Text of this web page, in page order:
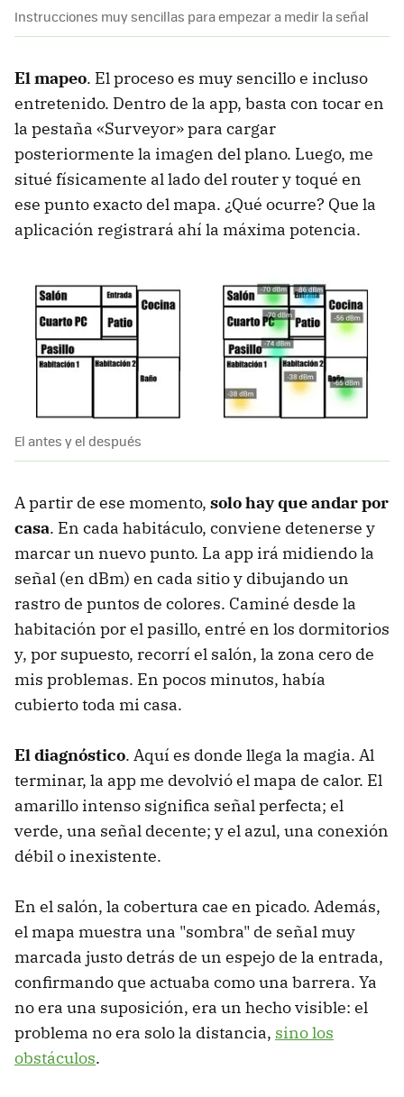
Instrucciones muy sencillas para empezar a medir la señal
El mapeo. El proceso es muy sencillo e incluso
entretenido. Dentro de la app, basta con tocar en
la pestaña «Surveyor» para cargar
posteriormente la imagen del plano. Luego, me
situé físicamente al lado del router y toqué en
ese punto exacto del mapa. ¿Qué ocurre? Que la
aplicación registrará ahí la máxima potencia.
El antes y el después
A partir de ese momento, solo hay que andar por
casa. En cada habitáculo, conviene detenerse y
marcar un nuevo punto. La app irá midiendo la
señal (en dBm) en cada sitio y dibujando un
rastro de puntos de colores. Caminé desde la
habitación por el pasillo, entré en los dormitorios
y, por supuesto, recorrí el salón, la zona cero de
mis problemas. En pocos minutos, había
cubierto toda mi casa.
El diagnóstico. Aquí es donde llega la magia. Al
terminar, la app me devolvió el mapa de calor. El
amarillo intenso significa señal perfecta; el
verde, una señal decente; y el azul, una conexión
débil o inexistente.
En el salón, la cobertura cae en picado. Además,
el mapa muestra una "sombra" de señal muy
marcada justo detrás de un espejo de la entrada,
confirmando que actuaba como una barrera. Ya
no era una suposición, era un hecho visible: el
problema no era solo la distancia, sino los
obstáculos.